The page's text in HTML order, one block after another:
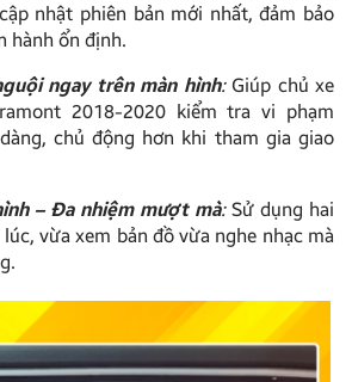
nhật phiên bản mới nhất, đảm bảo
hành ổn định.
ngay trên màn hình:Giúp chủ xe
2018-2020 kiểm tra vi phạm
chủ động hơn khi tham gia giao
– Đa nhiệm mượt mà:Sử dụng hai
vừa xem bản đồ vừa nghe nhạc mà